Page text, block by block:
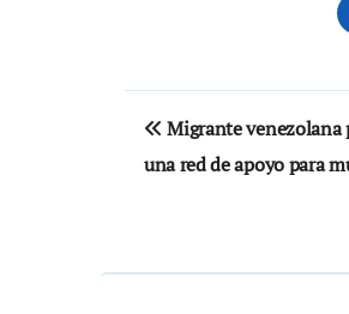
Navegación
de
Migrante venezolana
una red de apoyo para